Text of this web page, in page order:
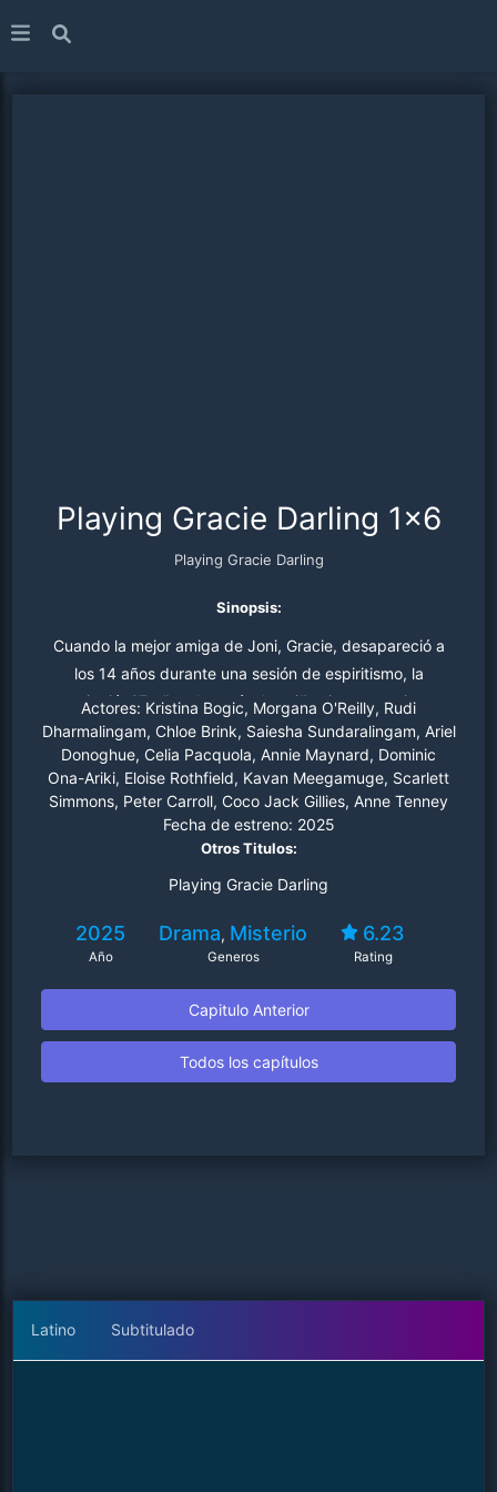
Playing Gracie Darling 1x6
Playing Gracie Darling
Sinopsis:
Cuando la mejor amiga de Joni, Gracie, desapareció a
los 14 años durante una sesión de espiritismo, la
persiguió. 27 años después, los niños juegan un juego
siniestro recreándolo hasta que otra chica desaparece.
Debe enfrentar sus miedos.
Actores: Kristina Bogic, Morgana O'Reilly, Rudi
Dharmalingam, Chloe Brink, Saiesha Sundaralingam, Ariel
Donoghue, Celia Pacquola, Annie Maynard, Dominic
Ona-Ariki, Eloise Rothfield, Kavan Meegamuge, Scarlett
Simmons, Peter Carroll, Coco Jack Gillies, Anne Tenney
Fecha de estreno: 2025
Otros Titulos:
Playing Gracie Darling
2025
Año
Drama, Misterio
Generos
6.23
Rating
Capitulo Anterior
Todos los capítulos
Latino Subtitulado